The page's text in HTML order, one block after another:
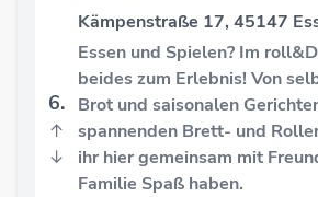
6.
↑
↓
Kämpenstraße 17, 45147
Essen und Spielen? Im
beides zum Erlebnis! Von
Brot und saisonalen
spannenden Brett- und
ihr hier gemeinsam mit
Familie Spaß haben.